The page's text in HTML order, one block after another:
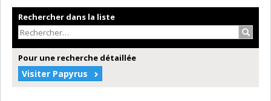
Rechercher dans la liste
Pour une recherche détaillée
Visiter Papyrus